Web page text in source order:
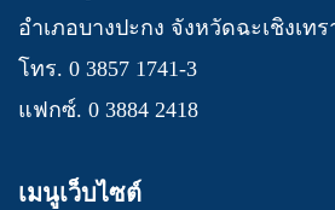
อำเภอบางปะกง จังหวัดฉะเชิงเทร
โทร. 0 3857 1741-3
แฟกซ์. 0 3884 2418
เมนูเว็บไซต์